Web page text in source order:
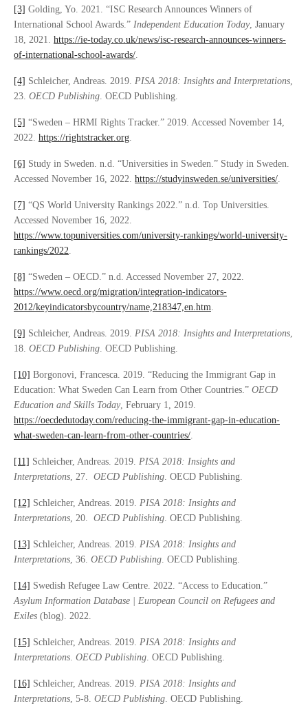
[3] Golding, Yo. 2021. “ISC Research Announces Winners of
International School Awards.” Independent Education Today, January
18, 2021. https://ie-today.co.uk/news/isc-research-announces-winners-
of-international-school-awards/.
[4] Schleicher, Andreas. 2019. PISA 2018: Insights and Interpretations,
23. OECD Publishing. OECD Publishing.
[5] “Sweden – HRMI Rights Tracker.” 2019. Accessed November 14,
2022. https://rightstracker.org.
[6] Study in Sweden. n.d. “Universities in Sweden.” Study in Sweden.
Accessed November 16, 2022. https://studyinsweden.se/universities/.
[7] “QS World University Rankings 2022.” n.d. Top Universities.
Accessed November 16, 2022.
https://www.topuniversities.com/university-rankings/world-university-
rankings/2022.
[8] “Sweden – OECD.” n.d. Accessed November 27, 2022.
https://www.oecd.org/migration/integration-indicators-
2012/keyindicatorsbycountry/name,218347,en.htm.
[9] Schleicher, Andreas. 2019. PISA 2018: Insights and Interpretations,
18. OECD Publishing. OECD Publishing.
[10] Borgonovi, Francesca. 2019. “Reducing the Immigrant Gap in
Education: What Sweden Can Learn from Other Countries.” OECD
Education and Skills Today, February 1, 2019.
https://oecdedutoday.com/reducing-the-immigrant-gap-in-education-
what-sweden-can-learn-from-other-countries/.
[11] Schleicher, Andreas. 2019. PISA 2018: Insights and
Interpretations, 27. OECD Publishing. OECD Publishing.
[12] Schleicher, Andreas. 2019. PISA 2018: Insights and
Interpretations, 20. OECD Publishing. OECD Publishing.
[13] Schleicher, Andreas. 2019. PISA 2018: Insights and
Interpretations, 36. OECD Publishing. OECD Publishing.
[14] Swedish Refugee Law Centre. 2022. “Access to Education.”
Asylum Information Database | European Council on Refugees and
Exiles (blog). 2022.
[15] Schleicher, Andreas. 2019. PISA 2018: Insights and
Interpretations. OECD Publishing. OECD Publishing.
[16] Schleicher, Andreas. 2019. PISA 2018: Insights and
Interpretations, 5-8. OECD Publishing. OECD Publishing.